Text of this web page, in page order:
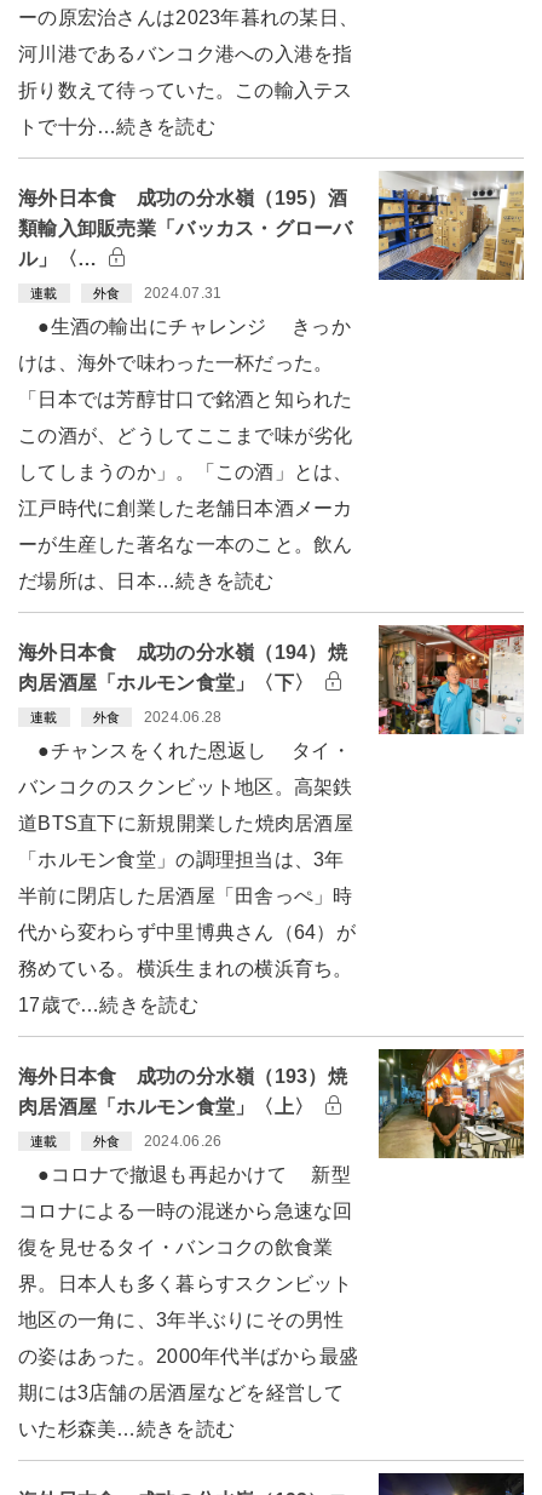
ーの原宏治さんは2023年暮れの某日、
河川港であるバンコク港への入港を指
折り数えて待っていた。この輸入テス
トで十分…続きを読む
海外日本食 成功の分水嶺（195）酒
類輸入卸販売業「バッカス・グローバ
ル」〈…
連載 外食 2024.07.31
●生酒の輸出にチャレンジ きっか
けは、海外で味わった一杯だった。
「日本では芳醇甘口で銘酒と知られた
この酒が、どうしてここまで味が劣化
してしまうのか」。「この酒」とは、
江戸時代に創業した老舗日本酒メーカ
ーが生産した著名な一本のこと。飲ん
だ場所は、日本…続きを読む
海外日本食 成功の分水嶺（194）焼
肉居酒屋「ホルモン食堂」〈下〉
連載 外食 2024.06.28
●チャンスをくれた恩返し タイ・
バンコクのスクンビット地区。高架鉄
道BTS直下に新規開業した焼肉居酒屋
「ホルモン食堂」の調理担当は、3年
半前に閉店した居酒屋「田舎っぺ」時
代から変わらず中里博典さん（64）が
務めている。横浜生まれの横浜育ち。
17歳で…続きを読む
海外日本食 成功の分水嶺（193）焼
肉居酒屋「ホルモン食堂」〈上〉
連載 外食 2024.06.26
●コロナで撤退も再起かけて 新型
コロナによる一時の混迷から急速な回
復を見せるタイ・バンコクの飲食業
界。日本人も多く暮らすスクンビット
地区の一角に、3年半ぶりにその男性
の姿はあった。2000年代半ばから最盛
期には3店舗の居酒屋などを経営して
いた杉森美…続きを読む